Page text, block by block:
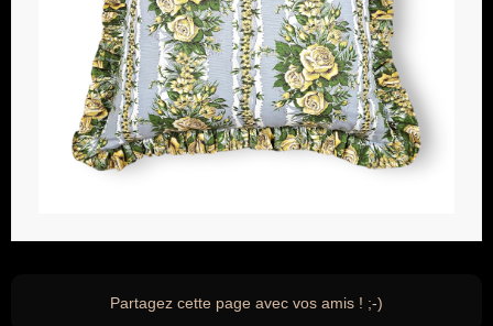
Partagez cette page avec vos amis ! ;-)